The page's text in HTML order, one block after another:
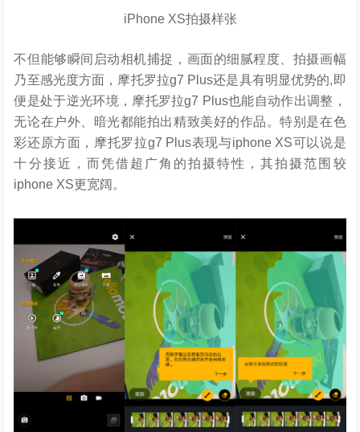
iPhone XS拍摄样张
不但能够瞬间启动相机捕捉，画面的细腻程度、拍摄画幅
乃至感光度方面，摩托罗拉g7 Plus还是具有明显优势的,即
便是处于逆光环境，摩托罗拉g7 Plus也能自动作出调整，
无论在户外、暗光都能拍出精致美好的作品。特别是在色
彩还原方面，摩托罗拉g7 Plus表现与iphone XS可以说是
十分接近，而凭借超广角的拍摄特性，其拍摄范围较
iphone XS更宽阔。